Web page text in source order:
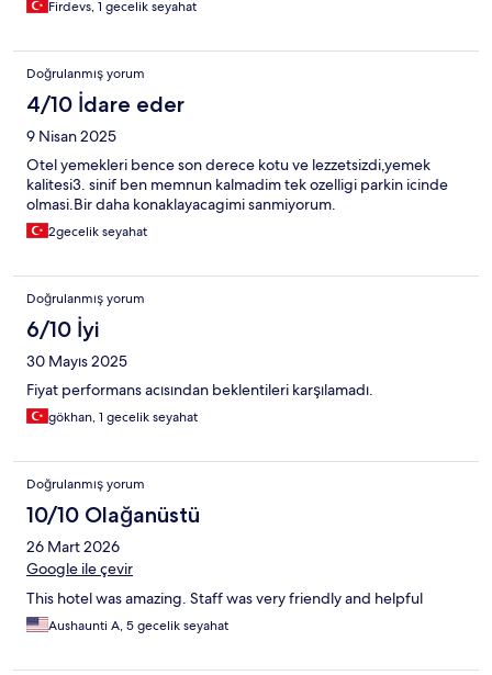
Firdevs, 1 gecelik seyahat
Doğrulanmış yorum
4/10 İdare eder
9 Nisan 2025
Otel yemekleri bence son derece kotu ve lezzetsizdi,yemek
kalitesi3. sinif ben memnun kalmadim tek ozelligi parkin icinde
olmasi.Bir daha konaklayacagimi sanmiyorum.
2gecelik seyahat
Doğrulanmış yorum
6/10 İyi
30 Mayıs 2025
Fiyat performans acısından beklentileri karşılamadı.
gökhan, 1 gecelik seyahat
Doğrulanmış yorum
10/10 Olağanüstü
26 Mart 2026
Google ile çevir
This hotel was amazing. Staff was very friendly and helpful
Aushaunti A, 5 gecelik seyahat